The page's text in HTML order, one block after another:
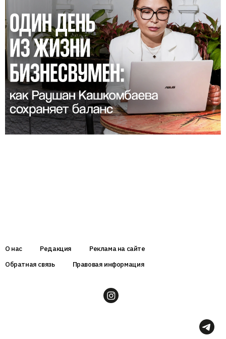
О нас Редакция
Реклама на сайте
Обратная связь
Правовая информация